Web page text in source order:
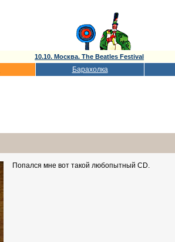
10.10. Москва. The Beatles Festival
Барахолка
Попался мне вот такой любопытный CD.